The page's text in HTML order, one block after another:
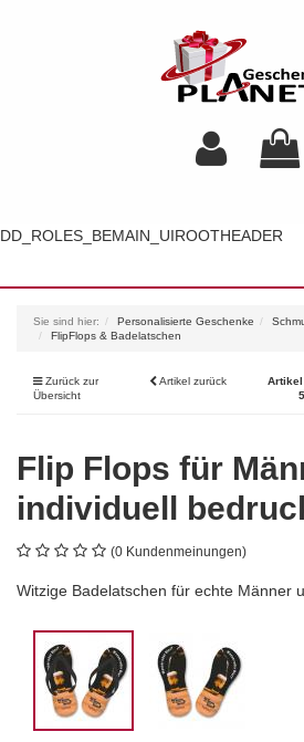
DD_ROLES_BEMAIN_UIROOTHEADER
Sie sind hier: Personalisierte Geschenke
FlipFlops & Badelatschen
Zurück zur
Übersicht
Artikel zurück
Flip Flops für
individuell
(0 Kundenmeinungen)
Witzige Badelatschen für echte Männer